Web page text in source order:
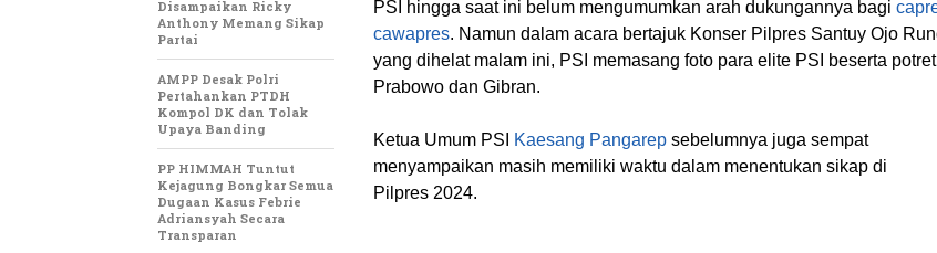
PSI hingga saat ini belum mengumumkan arah dukungannya bagi
cawapres. Namun dalam acara bertajuk Konser Pilpres Santuy Ojo
yang dihelat malam ini, PSI memasang foto para elite PSI beserta potret
Prabowo dan Gibran.
Ketua Umum PSI Kaesang Pangarep sebelumnya juga sempat
menyampaikan masih memiliki waktu dalam menentukan sikap di
Pilpres 2024.
Disampaikan Ricky
Anthony Memang Sikap
Partai
AMPP Desak Polri
Pertahankan PTDH
Kompol DK dan Tolak
Upaya Banding
PP HIMMAH Tuntut
Kejagung Bongkar Semua
Dugaan Kasus Febrie
Adriansyah Secara
Transparan